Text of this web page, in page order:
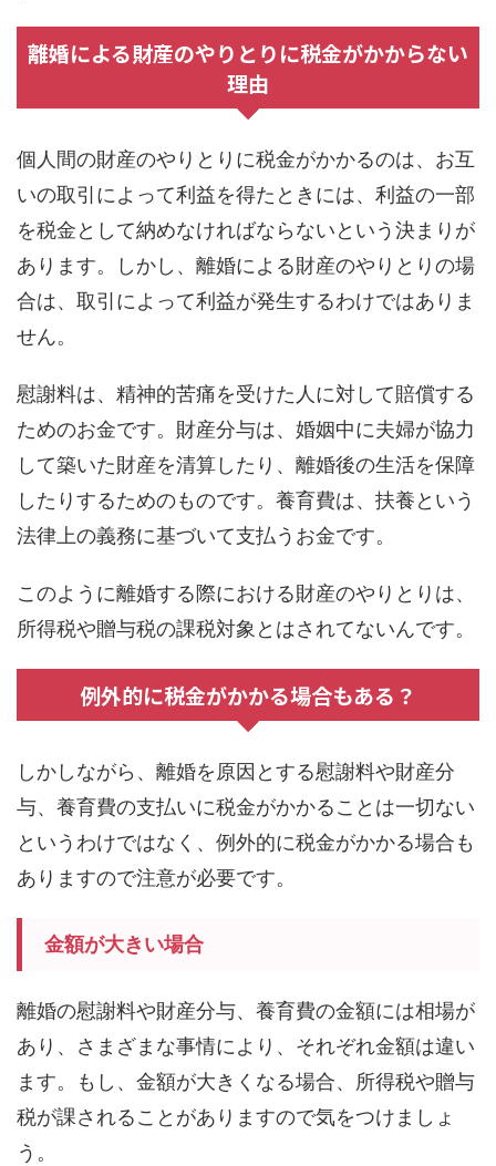
離婚による財産のやりとりに税金がかからない
理由
個人間の財産のやりとりに税金がかかるのは、お互
いの取引によって利益を得たときには、利益の一部
を税金として納めなければならないという決まりが
あります。しかし、離婚による財産のやりとりの場
合は、取引によって利益が発生するわけではありま
せん。
慰謝料は、精神的苦痛を受けた人に対して賠償する
ためのお金です。財産分与は、婚姻中に夫婦が協力
して築いた財産を清算したり、離婚後の生活を保障
したりするためのものです。養育費は、扶養という
法律上の義務に基づいて支払うお金です。
このように離婚する際における財産のやりとりは、
所得税や贈与税の課税対象とはされてないんです。
例外的に税金がかかる場合もある？
しかしながら、離婚を原因とする慰謝料や財産分
与、養育費の支払いに税金がかかることは一切ない
というわけではなく、例外的に税金がかかる場合も
ありますので注意が必要です。
金額が大きい場合
離婚の慰謝料や財産分与、養育費の金額には相場が
あり、さまざまな事情により、それぞれ金額は違い
ます。もし、金額が大きくなる場合、所得税や贈与
税が課されることがありますので気をつけましょ
う。